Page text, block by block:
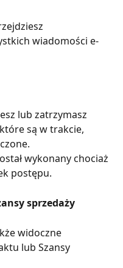
wiadomości e-
lub zatrzymasz
są w trakcie,
wykonany chociaż
postępu.
sprzedaży
widoczne
lub Szansy